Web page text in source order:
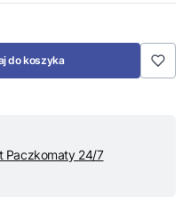
do koszyka
Paczkomaty 24/7